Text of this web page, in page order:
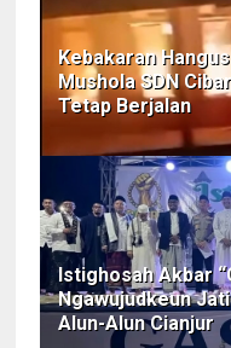
Kebakaran
Mushola SDN
Tetap Berjalan
Istighosah Akbar
Ngawujudkeun
Alun-Alun Cianjur